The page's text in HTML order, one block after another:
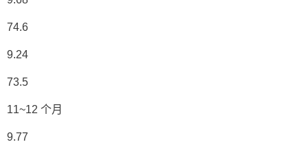
74.6
9.24
73.5
11~12 个月
9.77